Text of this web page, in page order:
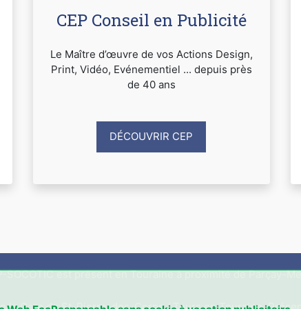
CEP Conseil en Publicité
Le Maître d’œuvre de vos Actions Design,
Print, Vidéo, Evénementiel ... depuis près
de 40 ans
DÉCOUVRIR CEP
SOCOTIC est présent en Touraine à proximité de Parçay-
la Gare de St-Pierre-des-Corps / Tours en Touraine.